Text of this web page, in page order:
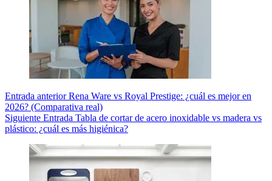
Entrada anteriorRena Ware vs Royal Prestige: ¿cuál es mejor en
2026? (Comparativa real)
Siguiente Entrada Tabla de cortar de acero inoxidable vs madera vs
plástico: ¿cuál es más higiénica?